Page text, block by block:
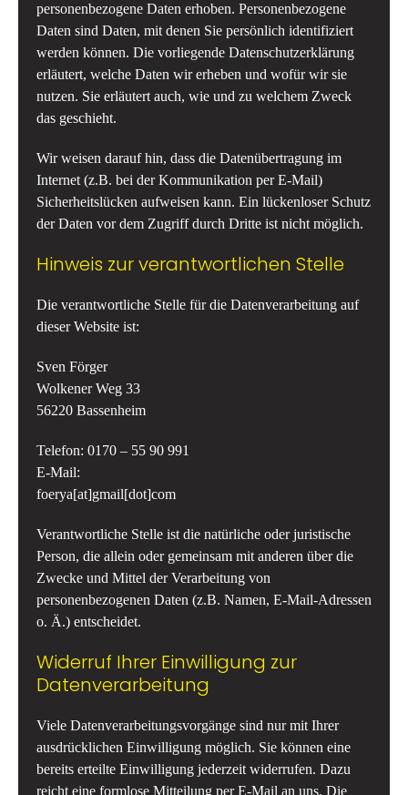
personenbezogene Daten erhoben. Personenbezogene
Daten sind Daten, mit denen Sie persönlich identifiziert
werden können. Die vorliegende Datenschutzerklärung
erläutert, welche Daten wir erheben und wofür wir sie
nutzen. Sie erläutert auch, wie und zu welchem Zweck
das geschieht.
Wir weisen darauf hin, dass die Datenübertragung im
Internet (z.B. bei der Kommunikation per E-Mail)
Sicherheitslücken aufweisen kann. Ein lückenloser Schutz
der Daten vor dem Zugriff durch Dritte ist nicht möglich.
Hinweis zur verantwortlichen Stelle
Die verantwortliche Stelle für die Datenverarbeitung auf
dieser Website ist:
Sven Förger
Wolkener Weg 33
56220 Bassenheim
Telefon: 0170 – 55 90 991
E-Mail:
foerya[at]gmail[dot]com
Verantwortliche Stelle ist die natürliche oder juristische
Person, die allein oder gemeinsam mit anderen über die
Zwecke und Mittel der Verarbeitung von
personenbezogenen Daten (z.B. Namen, E-Mail-Adressen
o. Ä.) entscheidet.
Widerruf Ihrer Einwilligung zur
Datenverarbeitung
Viele Datenverarbeitungsvorgänge sind nur mit Ihrer
ausdrücklichen Einwilligung möglich. Sie können eine
bereits erteilte Einwilligung jederzeit widerrufen. Dazu
reicht eine formlose Mitteilung per E-Mail an uns. Die